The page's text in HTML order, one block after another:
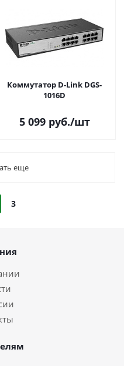
Коммутатор D-Link DGS-
1016D
5 099руб./шт
еще
3